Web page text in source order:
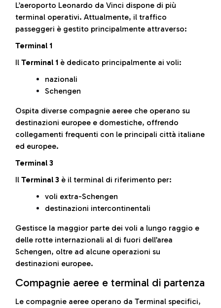
L’aeroporto Leonardo da Vinci dispone di più
terminal operativi. Attualmente, il traffico
passeggeri è gestito principalmente attraverso:
Terminal 1
Il Terminal 1 è dedicato principalmente ai voli:
nazionali
Schengen
Ospita diverse compagnie aeree che operano su
destinazioni europee e domestiche, offrendo
collegamenti frequenti con le principali città italiane
ed europee.
Terminal 3
Il Terminal 3 è il terminal di riferimento per:
voli extra-Schengen
destinazioni intercontinentali
Gestisce la maggior parte dei voli a lungo raggio e
delle rotte internazionali al di fuori dell’area
Schengen, oltre ad alcune operazioni su
destinazioni europee.
Compagnie aeree e terminal di partenza
Le compagnie aeree operano da Terminal specifici,